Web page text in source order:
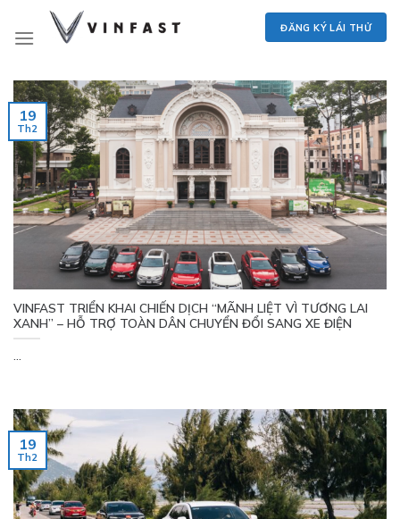
ĐĂNG KÝ LÁI THỬ
VINFAST TRIỂN KHAI CHIẾN DỊCH “MÃNH LIỆT VÌ TƯƠNG LAI
XANH” – HỖ TRỢ TOÀN DÂN CHUYỂN ĐỔI SANG XE ĐIỆN
19
Th2
19
Th2